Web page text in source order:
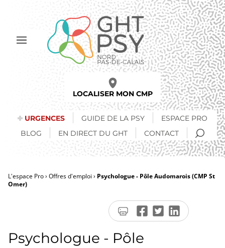
principal
Afficher
LOCALISER MON CMP
URGENCES GUIDE DE LA PSY
ESPACE PRO
BLOG
EN DIRECT DU GHT CONTACT
Fil
L'espace Pro Offres d'emploi
Psychologue - Pôle Audomarois (CMP St
Omer)
Psychologue - Pôle
Imprimer
la
page
Partager
sur
Facebook
Partager
sur
Partager
sur